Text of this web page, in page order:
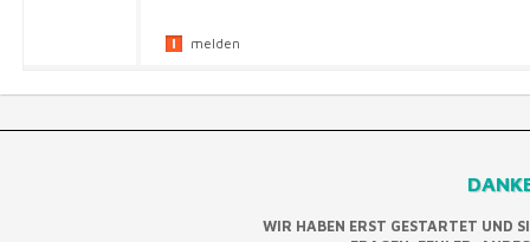
melden
WIR HABEN ERST GESTARTET UND